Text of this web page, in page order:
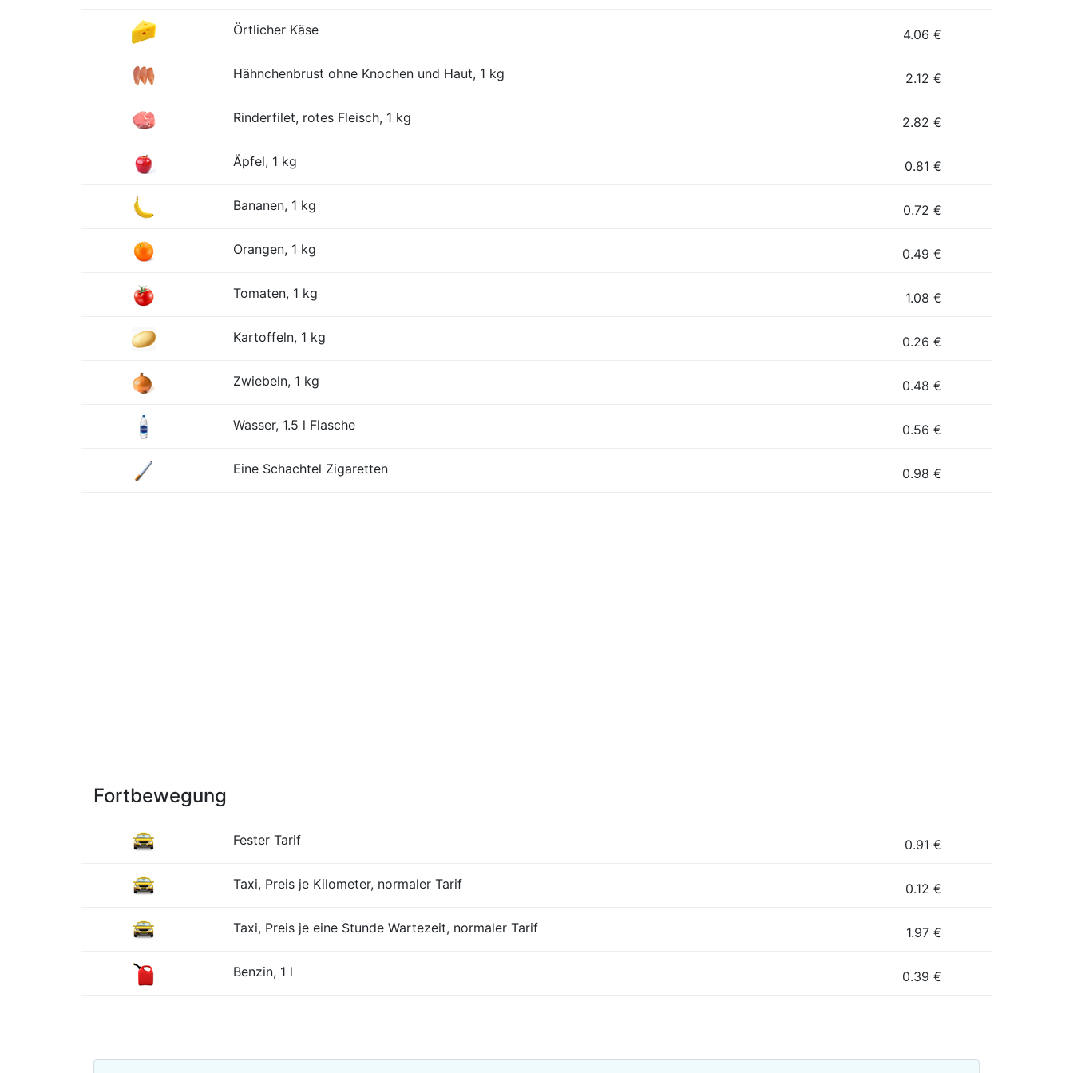
Örtlicher Käse 4.06 €
Hähnchenbrust ohne Knochen und Haut, 1 kg 2.12 €
Rinderfilet, rotes Fleisch, 1 kg 2.82 €
Äpfel, 1 kg 0.81 €
Bananen, 1 kg 0.72 €
Orangen, 1 kg 0.49 €
Tomaten, 1 kg 1.08 €
Kartoffeln, 1 kg 0.26 €
Zwiebeln, 1 kg 0.48 €
Wasser, 1.5 l Flasche 0.56 €
Eine Schachtel Zigaretten 0.98 €
Fortbewegung
Fester Tarif 0.91 €
Taxi, Preis je Kilometer, normaler Tarif 0.12 €
Taxi, Preis je eine Stunde Wartezeit, normaler Tarif 1.97 €
Benzin, 1 l 0.39 €